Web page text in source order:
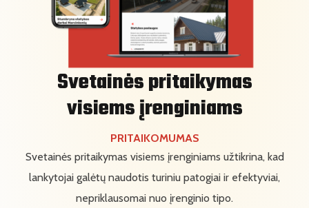
Svetainės pritaikymas
visiems įrenginiams
PRITAIKOMUMAS
Svetainės pritaikymas visiems įrenginiams užtikrina, kad
lankytojai galėtų naudotis turiniu patogiai ir efektyviai,
nepriklausomai nuo įrenginio tipo.